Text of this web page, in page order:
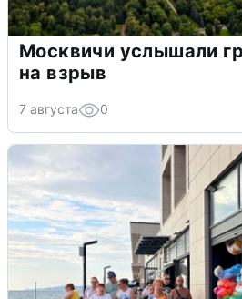
Москвичи услышали
на взрыв
7 августа 0